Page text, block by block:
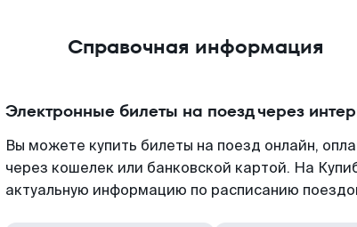
Справочная информация
Электронные билеты на поезд через
Вы можете купить билеты на поезд онлайн,
через кошелек или банковской картой. На
актуальную информацию по расписанию